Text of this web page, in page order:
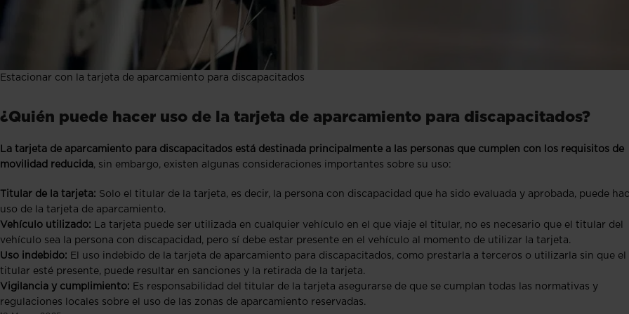
Estacionar con la tarjeta de aparcamiento para discapacitados
¿Quién puede hacer uso de la tarjeta de aparcamiento para discapacitados?
La tarjeta de aparcamiento para discapacitados está destinada principalmente a las personas que cumplen con los requisitos de
movilidad reducida, sin embargo, existen algunas consideraciones importantes sobre su uso:
Titular de la tarjeta: Solo el titular de la tarjeta, es decir, la persona con discapacidad que ha sido evaluada y aprobada, puede
uso de la tarjeta de aparcamiento.
Vehículo utilizado: La tarjeta puede ser utilizada en cualquier vehículo en el que viaje el titular, no es necesario que el titular del
vehículo sea la persona con discapacidad, pero sí debe estar presente en el vehículo al momento de utilizar la tarjeta.
Uso indebido: El uso indebido de la tarjeta de aparcamiento para discapacitados, como prestarla a terceros o utilizarla sin que el
titular esté presente, puede resultar en sanciones y la retirada de la tarjeta.
Vigilancia y cumplimiento: Es responsabilidad del titular de la tarjeta asegurarse de que se cumplan todas las normativas y
regulaciones locales sobre el uso de las zonas de aparcamiento reservadas.